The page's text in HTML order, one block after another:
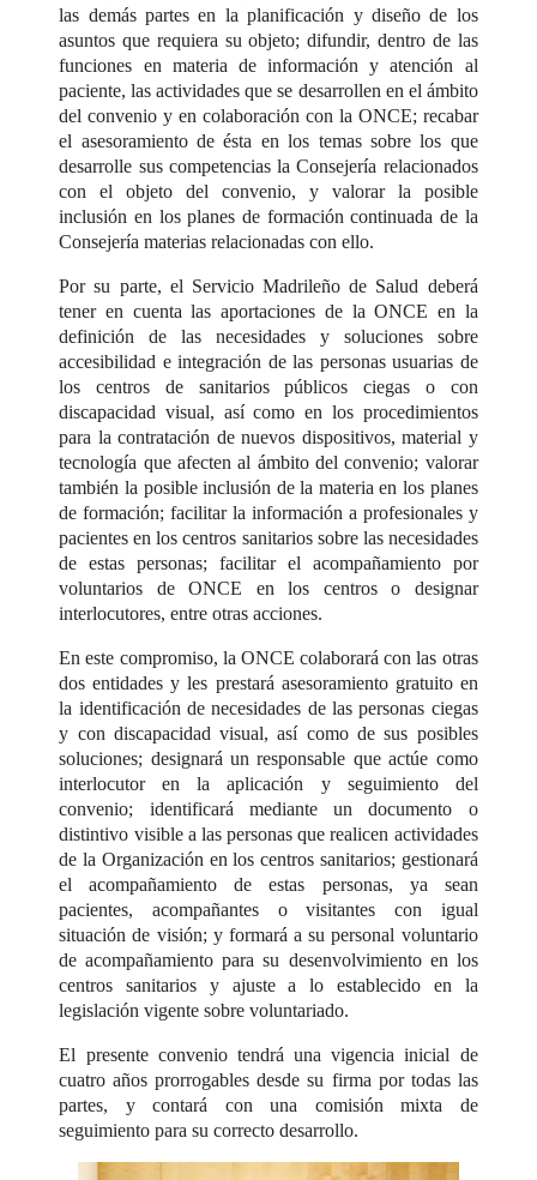
las demás partes en la planificación y diseño de los
asuntos que requiera su objeto; difundir, dentro de las
funciones en materia de información y atención al
paciente, las actividades que se desarrollen en el ámbito
del convenio y en colaboración con la ONCE; recabar
el asesoramiento de ésta en los temas sobre los que
desarrolle sus competencias la Consejería relacionados
con el objeto del convenio, y valorar la posible
inclusión en los planes de formación continuada de la
Consejería materias relacionadas con ello.
Por su parte, el Servicio Madrileño de Salud deberá
tener en cuenta las aportaciones de la ONCE en la
definición de las necesidades y soluciones sobre
accesibilidad e integración de las personas usuarias de
los centros de sanitarios públicos ciegas o con
discapacidad visual, así como en los procedimientos
para la contratación de nuevos dispositivos, material y
tecnología que afecten al ámbito del convenio; valorar
también la posible inclusión de la materia en los planes
de formación; facilitar la información a profesionales y
pacientes en los centros sanitarios sobre las necesidades
de estas personas; facilitar el acompañamiento por
voluntarios de ONCE en los centros o designar
interlocutores, entre otras acciones.
En este compromiso, la ONCE colaborará con las otras
dos entidades y les prestará asesoramiento gratuito en
la identificación de necesidades de las personas ciegas
y con discapacidad visual, así como de sus posibles
soluciones; designará un responsable que actúe como
interlocutor en la aplicación y seguimiento del
convenio; identificará mediante un documento o
distintivo visible a las personas que realicen actividades
de la Organización en los centros sanitarios; gestionará
el acompañamiento de estas personas, ya sean
pacientes, acompañantes o visitantes con igual
situación de visión; y formará a su personal voluntario
de acompañamiento para su desenvolvimiento en los
centros sanitarios y ajuste a lo establecido en la
legislación vigente sobre voluntariado.
El presente convenio tendrá una vigencia inicial de
cuatro años prorrogables desde su firma por todas las
partes, y contará con una comisión mixta de
seguimiento para su correcto desarrollo.